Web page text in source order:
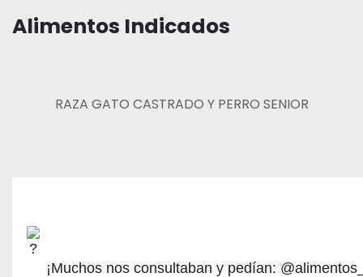
Alimentos Indicados
RAZA GATO CASTRADO Y PERRO SENIOR
¡Muchos nos consultaban y pedían: